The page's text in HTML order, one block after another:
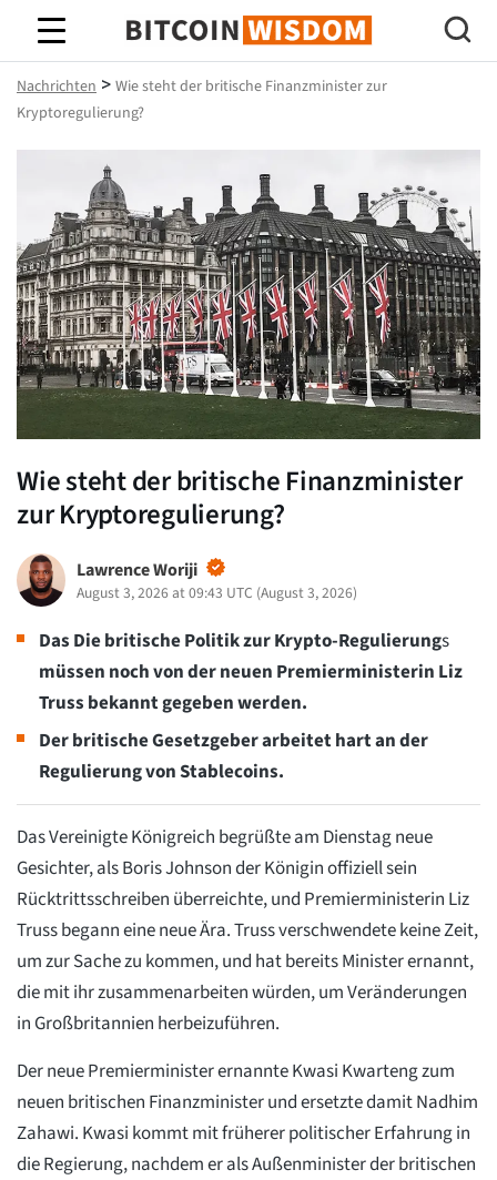
Bitcoin-Weisheit
Nachrichten > Wie steht der britische Finanzminister zur
Kryptoregulierung?
Wie steht der britische Finanzminister
zur Kryptoregulierung?
Lawrence Woriji
August 3, 2026 at 09:43 UTC (August 3, 2026)
Das Die britische Politik zur Krypto-Regulierungs
müssen noch von der neuen Premierministerin Liz
Truss bekannt gegeben werden.
Der britische Gesetzgeber arbeitet hart an der
Regulierung von Stablecoins.
Das Vereinigte Königreich begrüßte am Dienstag neue
Gesichter, als Boris Johnson der Königin offiziell sein
Rücktrittsschreiben überreichte, und Premierministerin Liz
Truss begann eine neue Ära. Truss verschwendete keine Zeit,
um zur Sache zu kommen, und hat bereits Minister ernannt,
die mit ihr zusammenarbeiten würden, um Veränderungen
in Großbritannien herbeizuführen.
Der neue Premierminister ernannte Kwasi Kwarteng zum
neuen britischen Finanzminister und ersetzte damit Nadhim
Zahawi. Kwasi kommt mit früherer politischer Erfahrung in
die Regierung, nachdem er als Außenminister der britischen